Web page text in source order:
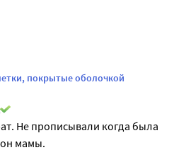
покрытые оболочкой
Не прописывали когда была
мамы.